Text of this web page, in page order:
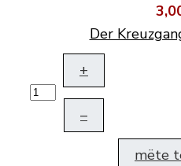
Der
+
–
mëte